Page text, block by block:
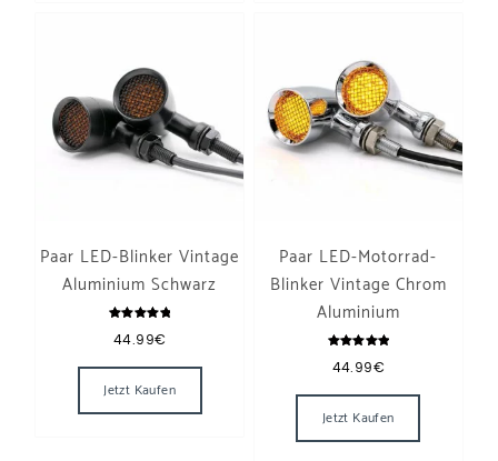
Paar LED-Blinker Vintage
Aluminium Schwarz
mit
44.99€
Jetzt Kaufen
Paar LED-Motorrad-
Blinker Vintage Chrom
Aluminium
mit
44.99€
Jetzt Kaufen